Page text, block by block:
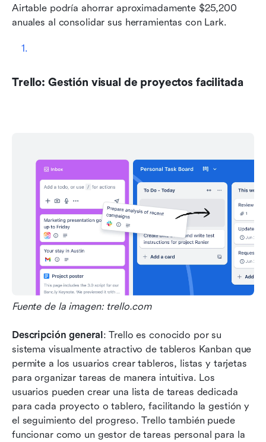
Airtable podría ahorrar aproximadamente $25,200
anuales al consolidar sus herramientas con Lark.
Trello: Gestión visual de proyectos facilitada
Fuente de la imagen: trello.com
Descripción general: Trello es conocido por su
sistema visualmente atractivo de tableros Kanban que
permite a los usuarios crear tableros, listas y tarjetas
para organizar tareas de manera intuitiva. Los
usuarios pueden crear una lista de tareas dedicada
para cada proyecto o tablero, facilitando la gestión y
el seguimiento del progreso. Trello también puede
funcionar como un gestor de tareas personal para la